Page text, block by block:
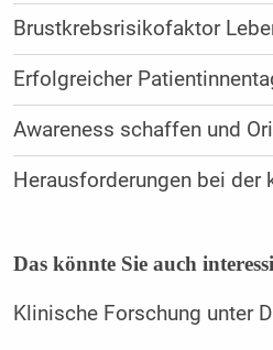
Brustkrebsrisikofaktor
Erfolgreicher
Awareness schaffen und
Herausforderungen bei der
Das könnte Sie auch
Klinische Forschung unter